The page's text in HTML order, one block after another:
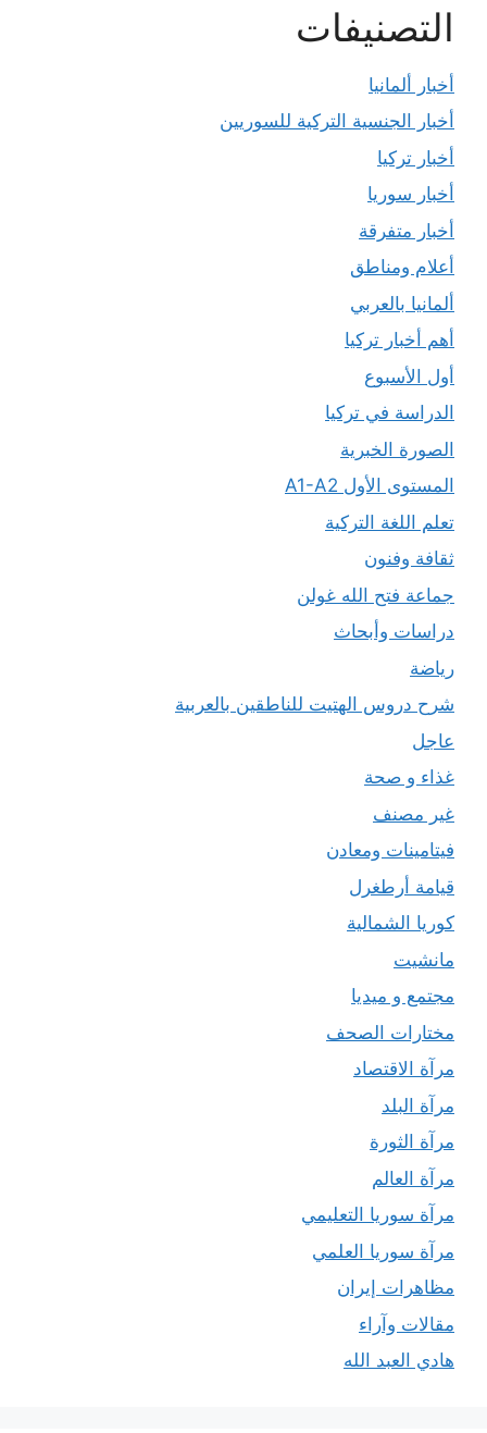
التصنيفات
أخبار ألمانيا
أخبار الجنسية التركية للسوريين
أخبار تركيا
أخبار سوريا
أخبار متفرقة
أعلام ومناطق
ألمانيا بالعربي
أهم أخبار تركيا
أول الأسبوع
الدراسة في تركيا
الصورة الخبرية
المستوى الأول A1-A2
تعلم اللغة التركية
ثقافة وفنون
جماعة فتح الله غولن
دراسات وأبحاث
رياضة
شرح دروس الهتيت للناطقين بالعربية
عاجل
غذاء و صحة
غير مصنف
فيتامينات ومعادن
قيامة أرطغرل
كوريا الشمالية
مانشيت
مجتمع و ميديا
مختارات الصحف
مرآة الاقتصاد
مرآة البلد
مرآة الثورة
مرآة العالم
مرآة سوريا التعليمي
مرآة سوريا العلمي
مظاهرات إيران
مقالات وآراء
هادي العبد الله